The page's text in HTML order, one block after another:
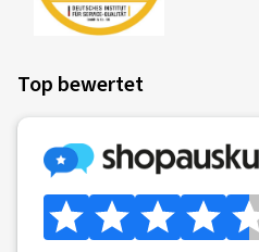
Top bewertet